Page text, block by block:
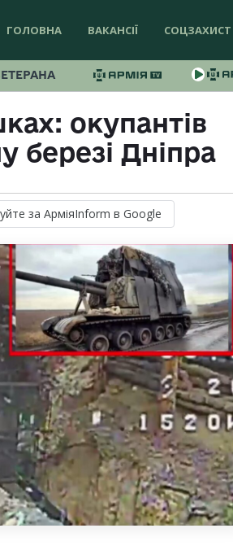
ГОЛОВНА ВАКАНСІЇ СОЦЗАХИСТ
окупантів
березі Дніпра
за АрміяInform в Google